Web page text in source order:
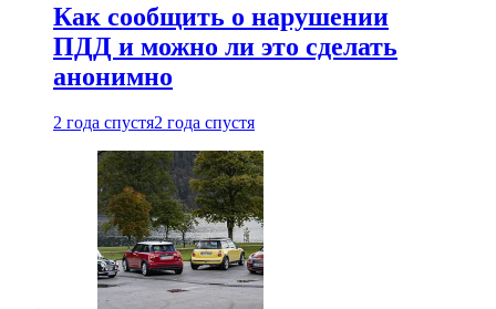
Как сообщить о нарушении
ПДД и можно ли это сделать
анонимно
2 года спустя2 года спустя